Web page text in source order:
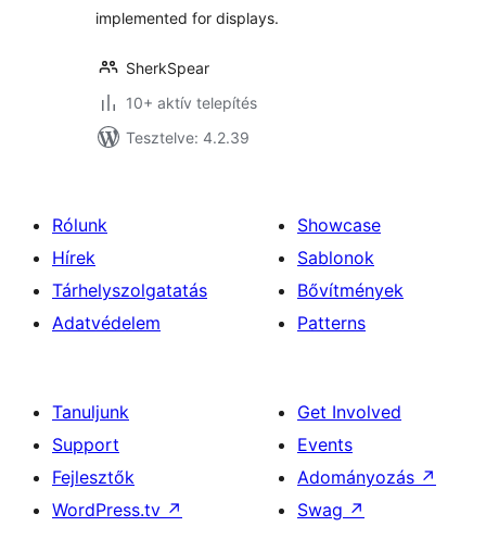
implemented for displays.
SherkSpear
10+ aktív telepítés
Tesztelve: 4.2.39
Rólunk
Hírek
Tárhelyszolgatatás
Adatvédelem
Showcase
Sablonok
Bővítmények
Patterns
Tanuljunk
Support
Fejlesztők
WordPress.tv ↗
Get Involved
Events
Adományozás ↗
Swag ↗